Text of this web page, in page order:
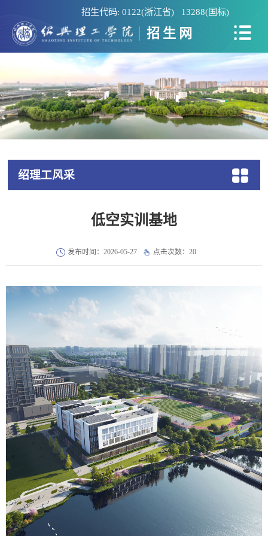
招生网
招生代码: 0122(浙江省) 13288(国标)
绍理工风采
低空实训基地
发布时间：2026-05-27 点击次数：20